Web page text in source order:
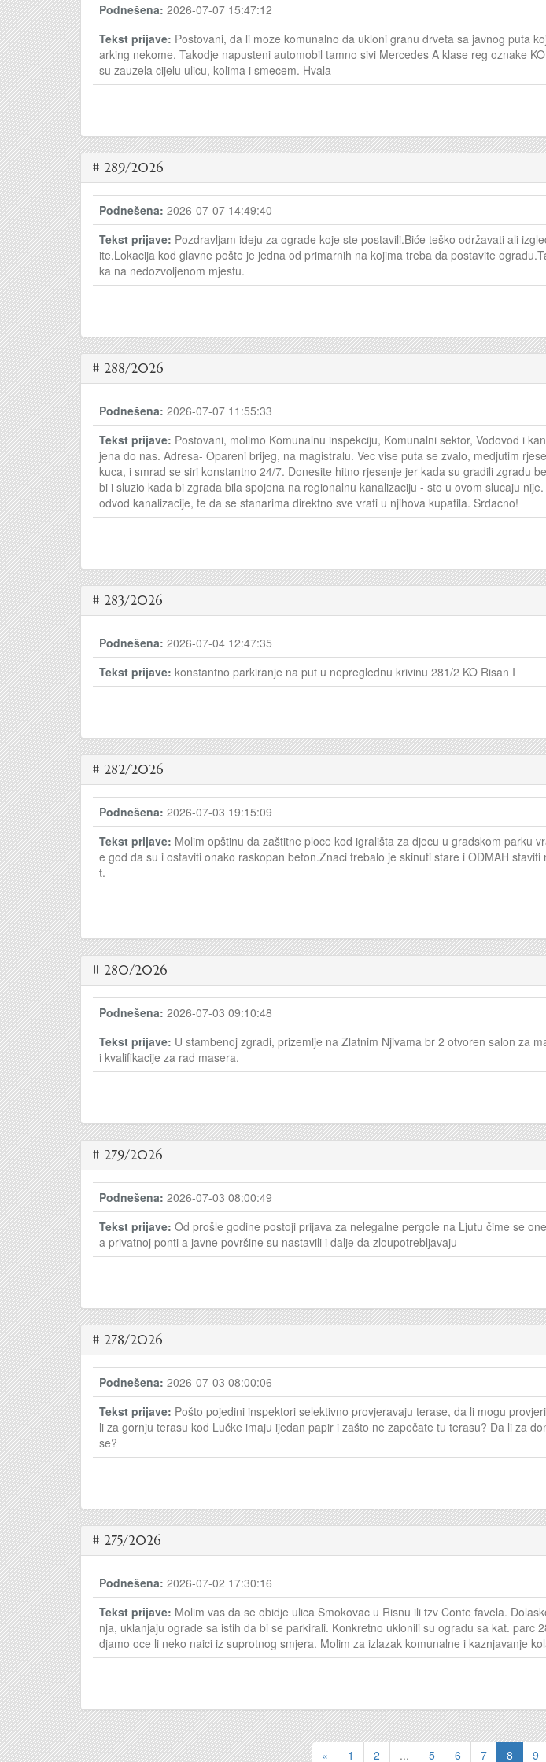
Podnešena: 2026-07-07 15:47:12
Tekst prijave: Postovani, da li moze komunalno da ukloni granu drveta sa javnog puta
arking nekome. Takodje napusteni automobil tamno sivi Mercedes A klase reg oznake
su zauzela cijelu ulicu, kolima i smecem. Hvala
# 289/2026
Podnešena: 2026-07-07 14:49:40
Tekst prijave: Pozdravljam ideju za ograde koje ste postavili.Biće teško održavati ali
ite.Lokacija kod glavne pošte je jedna od primarnih na kojima treba da postavite
ka na nedozvoljenom mjestu.
# 288/2026
Podnešena: 2026-07-07 11:55:33
Tekst prijave: Postovani, molimo Komunalnu inspekciju, Komunalni sektor, Vodovod i
jena do nas. Adresa- Opareni brijeg, na magistralu. Vec vise puta se zvalo, medjutim
kuca, i smrad se siri konstantno 24/7. Donesite hitno rjesenje jer kada su gradili zgradu
bi i sluzio kada bi zgrada bila spojena na regionalnu kanalizaciju - sto u ovom slucaju
odvod kanalizacije, te da se stanarima direktno sve vrati u njihova kupatila. Srdacno!
# 283/2026
Podnešena: 2026-07-04 12:47:35
Tekst prijave: konstantno parkiranje na put u nepreglednu krivinu 281/2 KO Risan I
# 282/2026
Podnešena: 2026-07-03 19:15:09
Tekst prijave: Molim opštinu da zaštitne ploce kod igrališta za djecu u gradskom parku
e god da su i ostaviti onako raskopan beton.Znaci trebalo je skinuti stare i ODMAH
t.
# 280/2026
Podnešena: 2026-07-03 09:10:48
Tekst prijave: U stambenoj zgradi, prizemlje na Zlatnim Njivama br 2 otvoren salon za
i kvalifikacije za rad masera.
# 279/2026
Podnešena: 2026-07-03 08:00:49
Tekst prijave: Od prošle godine postoji prijava za nelegalne pergole na Ljutu čime se
a privatnoj ponti a javne površine su nastavili i dalje da zloupotrebljavaju
# 278/2026
Podnešena: 2026-07-03 08:00:06
Tekst prijave: Pošto pojedini inspektori selektivno provjeravaju terase, da li mogu
li za gornju terasu kod Lučke imaju ijedan papir i zašto ne zapečate tu terasu? Da li za
se?
# 275/2026
Podnešena: 2026-07-02 17:30:16
Tekst prijave: Molim vas da se obidje ulica Smokovac u Risnu ili tzv Conte favela.
nja, uklanjaju ograde sa istih da bi se parkirali. Konkretno uklonili su ogradu sa kat.
djamo oce li neko naici iz suprotnog smjera. Molim za izlazak komunalne i kaznjavanje
« 1 2 ... 5 6 7 8 9